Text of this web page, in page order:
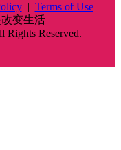
| Terms of Use
变生活
Rights Reserved.